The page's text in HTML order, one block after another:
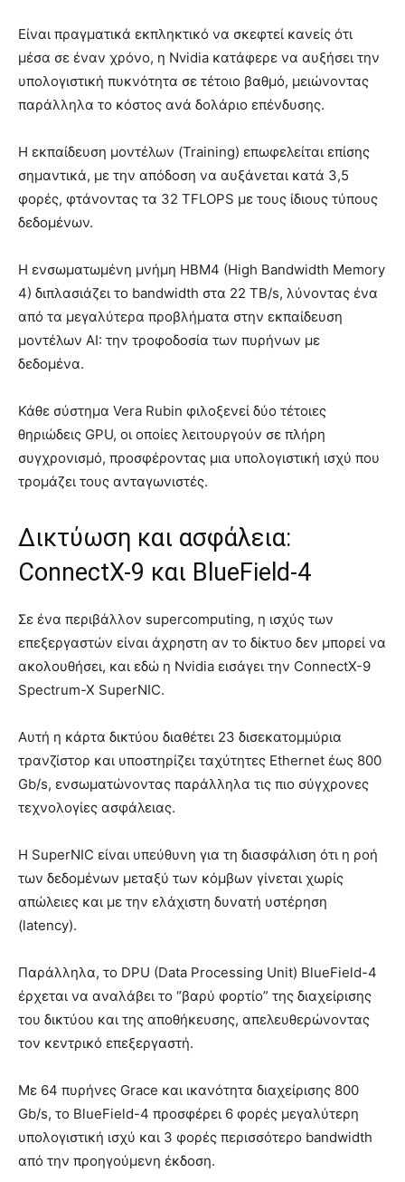
Είναι πραγματικά εκπληκτικό να σκεφτεί κανείς ότι
μέσα σε έναν χρόνο, η Nvidia κατάφερε να αυξήσει την
υπολογιστική πυκνότητα σε τέτοιο βαθμό, μειώνοντας
παράλληλα το κόστος ανά δολάριο επένδυσης.
Η εκπαίδευση μοντέλων (Training) επωφελείται επίσης
σημαντικά, με την απόδοση να αυξάνεται κατά 3,5
φορές, φτάνοντας τα 32 TFLOPS με τους ίδιους τύπους
δεδομένων.
Η ενσωματωμένη μνήμη HBM4 (High Bandwidth Memory
4) διπλασιάζει το bandwidth στα 22 TB/s, λύνοντας ένα
από τα μεγαλύτερα προβλήματα στην εκπαίδευση
μοντέλων AI: την τροφοδοσία των πυρήνων με
δεδομένα.
Κάθε σύστημα Vera Rubin φιλοξενεί δύο τέτοιες
θηριώδεις GPU, οι οποίες λειτουργούν σε πλήρη
συγχρονισμό, προσφέροντας μια υπολογιστική ισχύ που
τρομάζει τους ανταγωνιστές.
Δικτύωση και ασφάλεια:
ConnectX-9 και BlueField-4
Σε ένα περιβάλλον supercomputing, η ισχύς των
επεξεργαστών είναι άχρηστη αν το δίκτυο δεν μπορεί να
ακολουθήσει, και εδώ η Nvidia εισάγει την ConnectX-9
Spectrum-X SuperNIC.
Αυτή η κάρτα δικτύου διαθέτει 23 δισεκατομμύρια
τρανζίστορ και υποστηρίζει ταχύτητες Ethernet έως 800
Gb/s, ενσωματώνοντας παράλληλα τις πιο σύγχρονες
τεχνολογίες ασφάλειας.
Η SuperNIC είναι υπεύθυνη για τη διασφάλιση ότι η ροή
των δεδομένων μεταξύ των κόμβων γίνεται χωρίς
απώλειες και με την ελάχιστη δυνατή υστέρηση
(latency).
Παράλληλα, το DPU (Data Processing Unit) BlueField-4
έρχεται να αναλάβει το “βαρύ φορτίο” της διαχείρισης
του δικτύου και της αποθήκευσης, απελευθερώνοντας
τον κεντρικό επεξεργαστή.
Με 64 πυρήνες Grace και ικανότητα διαχείρισης 800
Gb/s, το BlueField-4 προσφέρει 6 φορές μεγαλύτερη
υπολογιστική ισχύ και 3 φορές περισσότερο bandwidth
από την προηγούμενη έκδοση.